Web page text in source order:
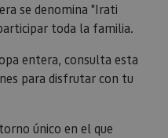
se denomina "Irati
toda la familia.
entera, consulta esta
para disfrutar con tu
único en el que